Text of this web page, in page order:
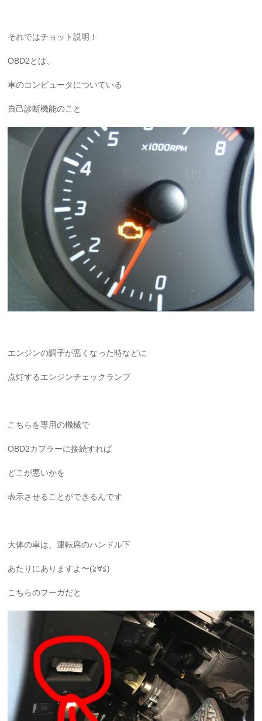
それではチョット説明！
OBD2とは、
車のコンピュータについている
自己診断機能のこと
エンジンの調子が悪くなった時などに
点灯するエンジンチェックランプ
こちらを専用の機械で
OBD2カプラーに接続すれば
どこが悪いかを
表示させることができるんです
大体の車は、運転席のハンドル下
あたりにありますよ〜(≧∀≦)
こちらのフーガだと